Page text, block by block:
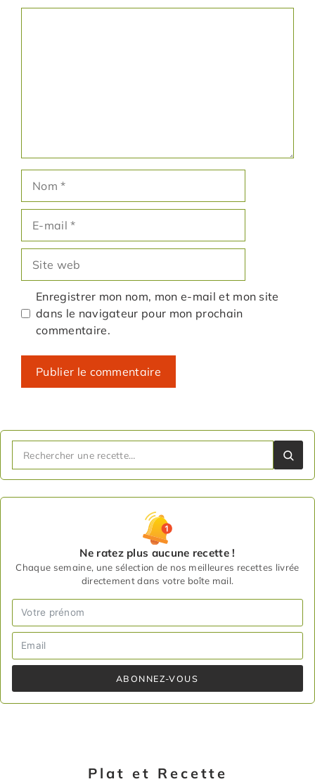
mail
web
Enregistrer mon nom, mon e-mail et mon site
dans le navigateur pour mon prochain
commentaire.
Ne ratez plus aucune recette !
Chaque semaine, une sélection de nos meilleures recettes livrée
directement dans votre boîte mail.
ABONNEZ-VOUS
Plat et Recette